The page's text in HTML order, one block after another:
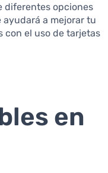
diferentes opciones
a mejorar tu
con el uso de tarjetas
en